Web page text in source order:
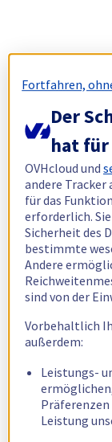
Fortfahren,
Der
hat
OVHcloud und
andere Tracker
für das
erforderlich.
Sicherheit des
bestimmte
Andere
sind von der
Vorbehaltlich
außerdem:
Leistungs-
Präferenzen
Leistung